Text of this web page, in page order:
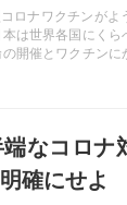
ロナワクチンがよ
は世界各国にくら
開催とワクチン
の決断を迫られた
端なコロナ
確にせよ